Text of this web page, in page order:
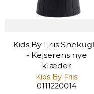
Kids By Friis
- Kejserens nye
klæder
Kids By Friis
0111220014